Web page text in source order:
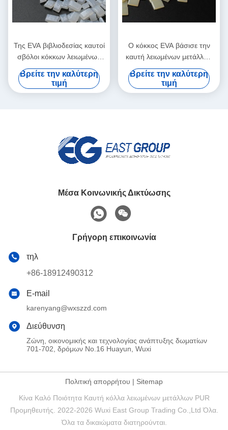
Της EVA βιβλιοδεσίας καυτοί
σβόλοι κόκκων λειωμένων
μετάλλων συγκολλητικοί
διαφανείς άσπροι
Βρείτε την καλύτερη
τιμή
Ο κόκκος EVA βάσισε την
καυτή λειωμένων μετάλλων
συγκολλητική κόλλα
λειωμένων μετάλλων της
EVA καυτή για τη βιβλιοδεσία
Βρείτε την καλύτερη
τιμή
Μέσα Κοινωνικής Δικτύωσης
Γρήγορη επικοινωνία
τηλ
+86-18912490312
E-mail
karenyang@wxszzd.com
Διεύθυνση
Ζώνη, οικονομικής και τεχνολογίας ανάπτυξης δωματίων
701-702, δρόμων No.16 Huayun, Wuxi
Πολιτική απορρήτου | Sitemap
Κίνα Καλό Ποιότητα Καυτή κόλλα λειωμένων μετάλλων PUR
Προμηθευτής. 2022-2026 Wuxi East Group Trading Co.,Ltd Όλα.
Όλα τα δικαιώματα διατηρούνται.